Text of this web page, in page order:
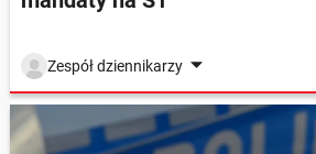
Zespół dziennikarzy